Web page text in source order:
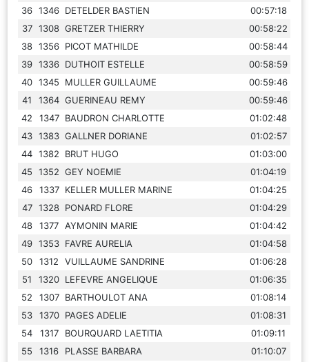
36 1346 DETELDER BASTIEN
00:57:18
37 1308 GRETZER THIERRY
00:58:22
38 1356 PICOT MATHILDE
00:58:44
39 1336 DUTHOIT ESTELLE
00:58:59
40 1345 MULLER GUILLAUME
00:59:46
41
1364 GUERINEAU REMY
00:59:46
42
1347 BAUDRON CHARLOTTE
01:02:48
43 1383 GALLNER DORIANE
01:02:57
44 1382 BRUT HUGO
01:03:00
45
1352 GEY NOEMIE
01:04:19
46
1337 KELLER MULLER MARINE
01:04:25
47 1328 PONARD FLORE
01:04:29
48
1377 AYMONIN MARIE
01:04:42
49 1353 FAVRE AURELIA
01:04:58
50
1312 VUILLAUME SANDRINE
01:06:28
51
1320 LEFEVRE ANGELIQUE
01:06:35
52
1307 BARTHOULOT ANA
01:08:14
53
1370 PAGES ADELIE
01:08:31
54
1317 BOURQUARD LAETITIA
01:09:11
55
1316 PLASSE BARBARA
01:10:07